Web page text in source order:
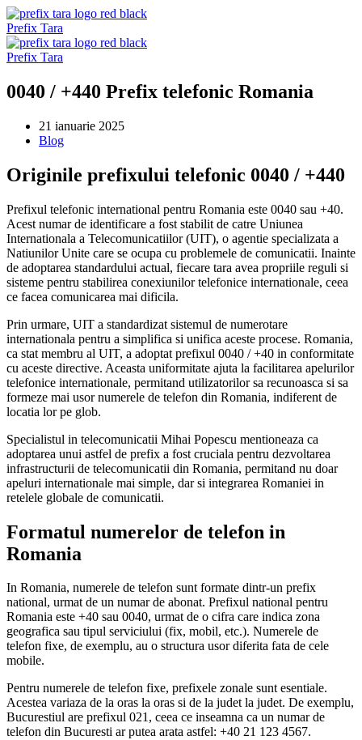
Sari
la
conținut
Prefix Tara
Prefix Tara
0040 / +440 Prefix telefonic Romania
21 ianuarie 2025
Blog
Originile prefixului telefonic 0040 / +440
Prefixul telefonic international pentru Romania este 0040 sau +40.
Acest numar de identificare a fost stabilit de catre Uniunea
Internationala a Telecomunicatiilor (UIT), o agentie specializata a
Natiunilor Unite care se ocupa cu problemele de comunicatii. Inainte
de adoptarea standardului actual, fiecare tara avea propriile reguli si
sisteme pentru stabilirea conexiunilor telefonice internationale, ceea
ce facea comunicarea mai dificila.
Prin urmare, UIT a standardizat sistemul de numerotare
internationala pentru a simplifica si unifica aceste procese. Romania,
ca stat membru al UIT, a adoptat prefixul 0040 / +40 in conformitate
cu aceste directive. Aceasta uniformitate ajuta la facilitarea apelurilor
telefonice internationale, permitand utilizatorilor sa recunoasca si sa
formeze mai usor numerele de telefon din Romania, indiferent de
locatia lor pe glob.
Specialistul in telecomunicatii Mihai Popescu mentioneaza ca
adoptarea unui astfel de prefix a fost cruciala pentru dezvoltarea
infrastructurii de telecomunicatii din Romania, permitand nu doar
apeluri internationale mai simple, dar si integrarea Romaniei in
retelele globale de comunicatii.
Formatul numerelor de telefon in
Romania
In Romania, numerele de telefon sunt formate dintr-un prefix
national, urmat de un numar de abonat. Prefixul national pentru
Romania este +40 sau 0040, urmat de o cifra care indica zona
geografica sau tipul serviciului (fix, mobil, etc.). Numerele de
telefon fixe, de exemplu, au o structura usor diferita fata de cele
mobile.
Pentru numerele de telefon fixe, prefixele zonale sunt esentiale.
Acestea variaza de la oras la oras si de la judet la judet. De exemplu,
Bucurestiul are prefixul 021, ceea ce inseamna ca un numar de
telefon din Bucuresti ar putea arata astfel: +40 21 123 4567.